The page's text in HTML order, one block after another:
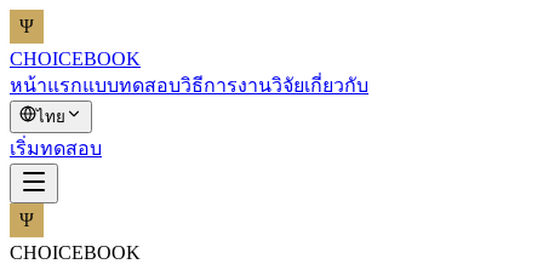
CHOICEBOOK
หน้าแรกแบบทดสอบวิธีการงานวิจัยเกี่ยวกับ
ไทย
เริ่มทดสอบ
CHOICEBOOK